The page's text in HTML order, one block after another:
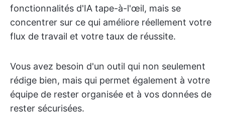
fonctionnalités d'IA tape-à-l'œil, mais se
concentrer sur ce qui améliore réellement votre
flux de travail et votre taux de réussite.
Vous avez besoin d'un outil qui non seulement
rédige bien, mais qui permet également à votre
équipe de rester organisée et à vos données de
rester sécurisées.